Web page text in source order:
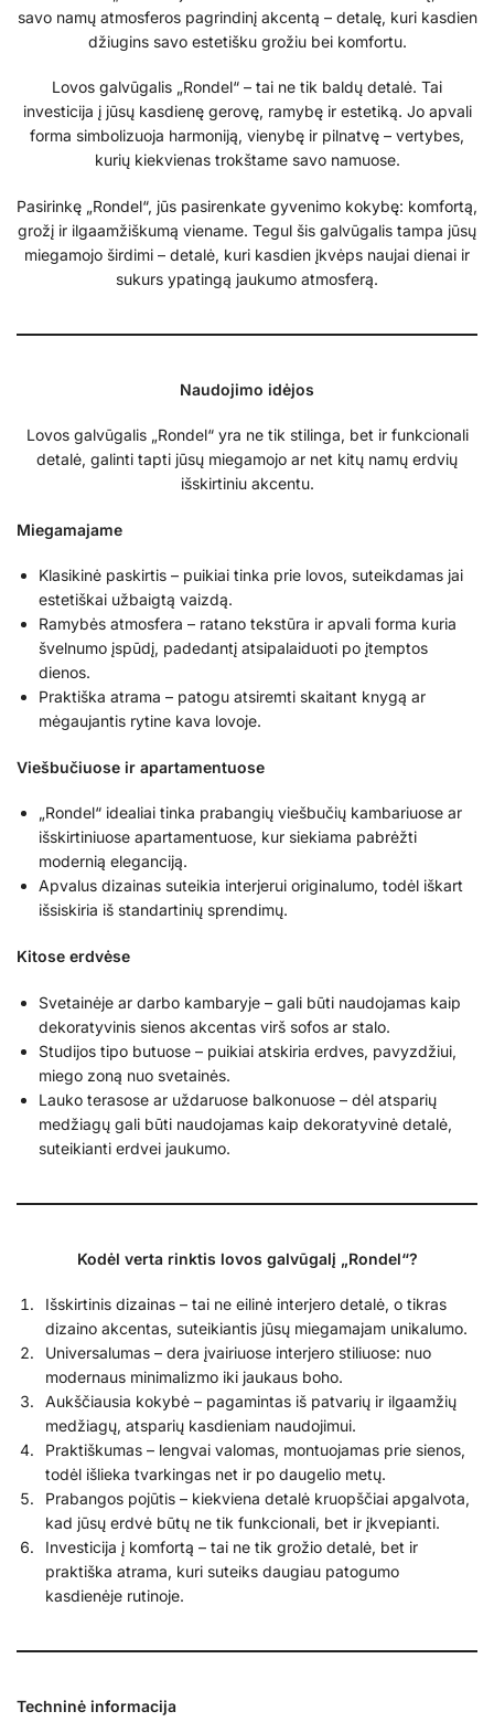
savo namų atmosferos pagrindinį akcentą – detalę, kuri kasdien
džiugins savo estetišku grožiu bei komfortu.
Lovos galvūgalis „Rondel“ – tai ne tik baldų detalė. Tai
investicija į jūsų kasdienę gerovę, ramybę ir estetiką. Jo apvali
forma simbolizuoja harmoniją, vienybę ir pilnatvę – vertybes,
kurių kiekvienas trokštame savo namuose.
Pasirinkę „Rondel“, jūs pasirenkate gyvenimo kokybę: komfortą,
grožį ir ilgaamžiškumą viename. Tegul šis galvūgalis tampa jūsų
miegamojo širdimi – detalė, kuri kasdien įkvėps naujai dienai ir
sukurs ypatingą jaukumo atmosferą.
Naudojimo idėjos
Lovos galvūgalis „Rondel“ yra ne tik stilinga, bet ir funkcionali
detalė, galinti tapti jūsų miegamojo ar net kitų namų erdvių
išskirtiniu akcentu.
Miegamajame
Klasikinė paskirtis – puikiai tinka prie lovos, suteikdamas jai
estetiškai užbaigtą vaizdą.
Ramybės atmosfera – ratano tekstūra ir apvali forma kuria
švelnumo įspūdį, padedantį atsipalaiduoti po įtemptos
dienos.
Praktiška atrama – patogu atsiremti skaitant knygą ar
mėgaujantis rytine kava lovoje.
Viešbučiuose ir apartamentuose
„Rondel“ idealiai tinka prabangių viešbučių kambariuose ar
išskirtiniuose apartamentuose, kur siekiama pabrėžti
modernią eleganciją.
Apvalus dizainas suteikia interjerui originalumo, todėl iškart
išsiskiria iš standartinių sprendimų.
Kitose erdvėse
Svetainėje ar darbo kambaryje – gali būti naudojamas kaip
dekoratyvinis sienos akcentas virš sofos ar stalo.
Studijos tipo butuose – puikiai atskiria erdves, pavyzdžiui,
miego zoną nuo svetainės.
Lauko terasose ar uždaruose balkonuose – dėl atsparių
medžiagų gali būti naudojamas kaip dekoratyvinė detalė,
suteikianti erdvei jaukumo.
Kodėl verta rinktis lovos galvūgalį „Rondel“?
Išskirtinis dizainas – tai ne eilinė interjero detalė, o tikras
dizaino akcentas, suteikiantis jūsų miegamajam unikalumo.
Universalumas – dera įvairiuose interjero stiliuose: nuo
modernaus minimalizmo iki jaukaus boho.
Aukščiausia kokybė – pagamintas iš patvarių ir ilgaamžių
medžiagų, atsparių kasdieniam naudojimui.
Praktiškumas – lengvai valomas, montuojamas prie sienos,
todėl išlieka tvarkingas net ir po daugelio metų.
Prabangos pojūtis – kiekviena detalė kruopščiai apgalvota,
kad jūsų erdvė būtų ne tik funkcionali, bet ir įkvepianti.
Investicija į komfortą – tai ne tik grožio detalė, bet ir
praktiška atrama, kuri suteiks daugiau patogumo
kasdienėje rutinoje.
Techninė informacija